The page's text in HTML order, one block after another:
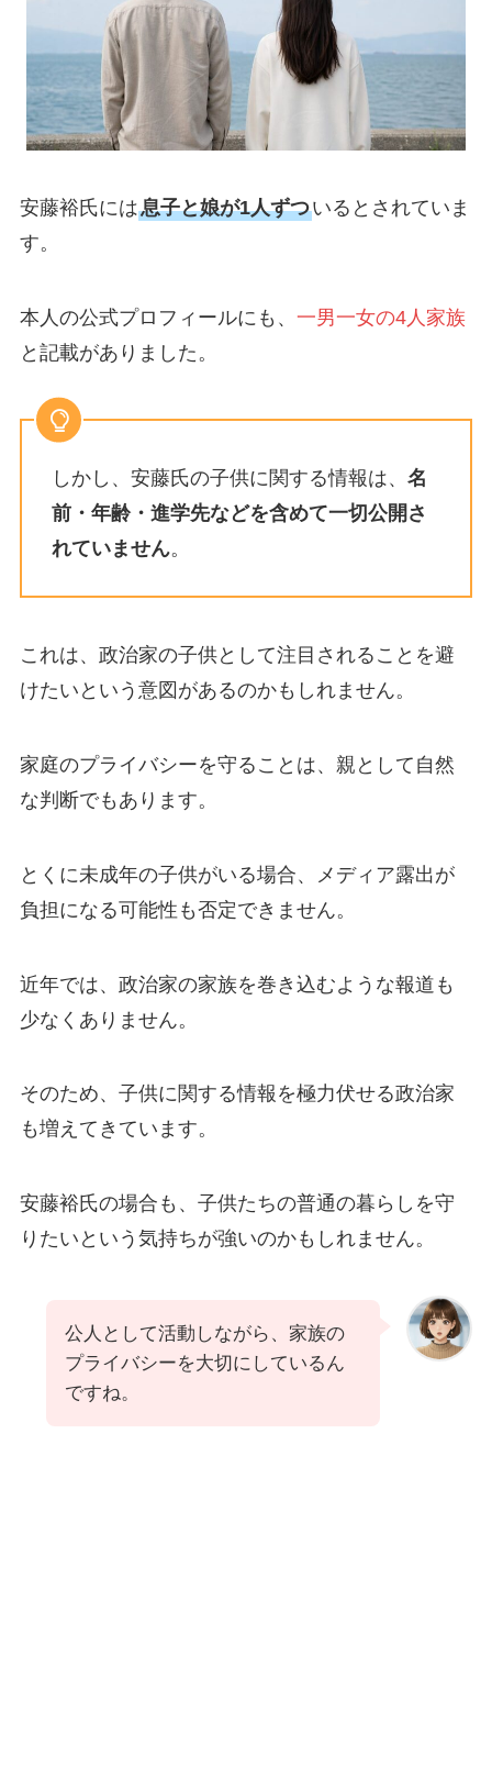
安藤裕氏には息子と娘が1人ずついるとされていま
す。
本人の公式プロフィールにも、 一男一女の4人家族
と記載がありました。
しかし、安藤氏の子供に関する情報は、 名
前・年齢・進学先などを含めて一切公開さ
れていません。
これは、政治家の子供として注目されることを避
けたいという意図があるのかもしれません。
家庭のプライバシーを守ることは、親として自然
な判断でもあります。
とくに未成年の子供がいる場合、メディア露出が
負担になる可能性も否定できません。
近年では、政治家の家族を巻き込むような報道も
少なくありません。
そのため、子供に関する情報を極力伏せる政治家
も増えてきています。
安藤裕氏の場合も、子供たちの普通の暮らしを守
りたいという気持ちが強いのかもしれません。
公人として活動しながら、家族の
プライバシーを大切にしているん
ですね。